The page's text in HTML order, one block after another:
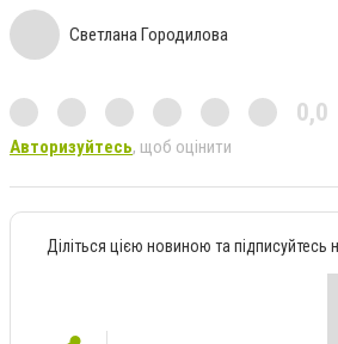
Светлана Городилова
0,0
Авторизуйтесь, щоб оцінити
Діліться цією новиною та підписуйтесь